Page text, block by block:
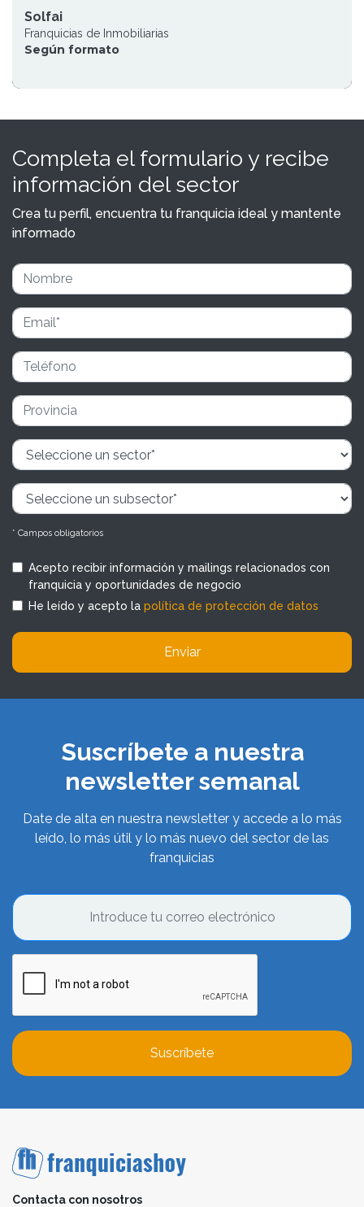
Solfai
Franquicias de Inmobiliarias
Según formato
Completa el formulario y recibe
información del sector
Crea tu perfil, encuentra tu franquicia ideal y mantente
informado
* Campos obligatorios
Acepto recibir información y mailings relacionados con
franquicia y oportunidades de negocio
He leído y acepto la política de protección de datos
Enviar
Suscríbete a nuestra
newsletter semanal
Date de alta en nuestra newsletter y accede a lo más
leído, lo más útil y lo más nuevo del sector de las
franquicias
Suscríbete
Contacta con nosotros